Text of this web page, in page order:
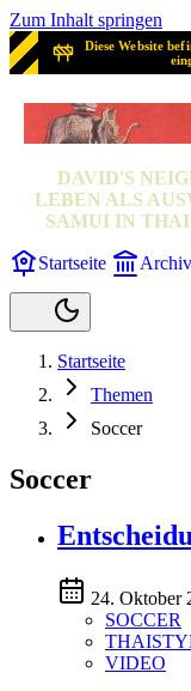
Zum Inhalt springen
Diese Website
DAVID'S
LEBEN ALS
SAMUI IN
Startseite Archiv
Startseite
Themen
Soccer
Soccer
24. Oktober
SOCCER
VIDEO